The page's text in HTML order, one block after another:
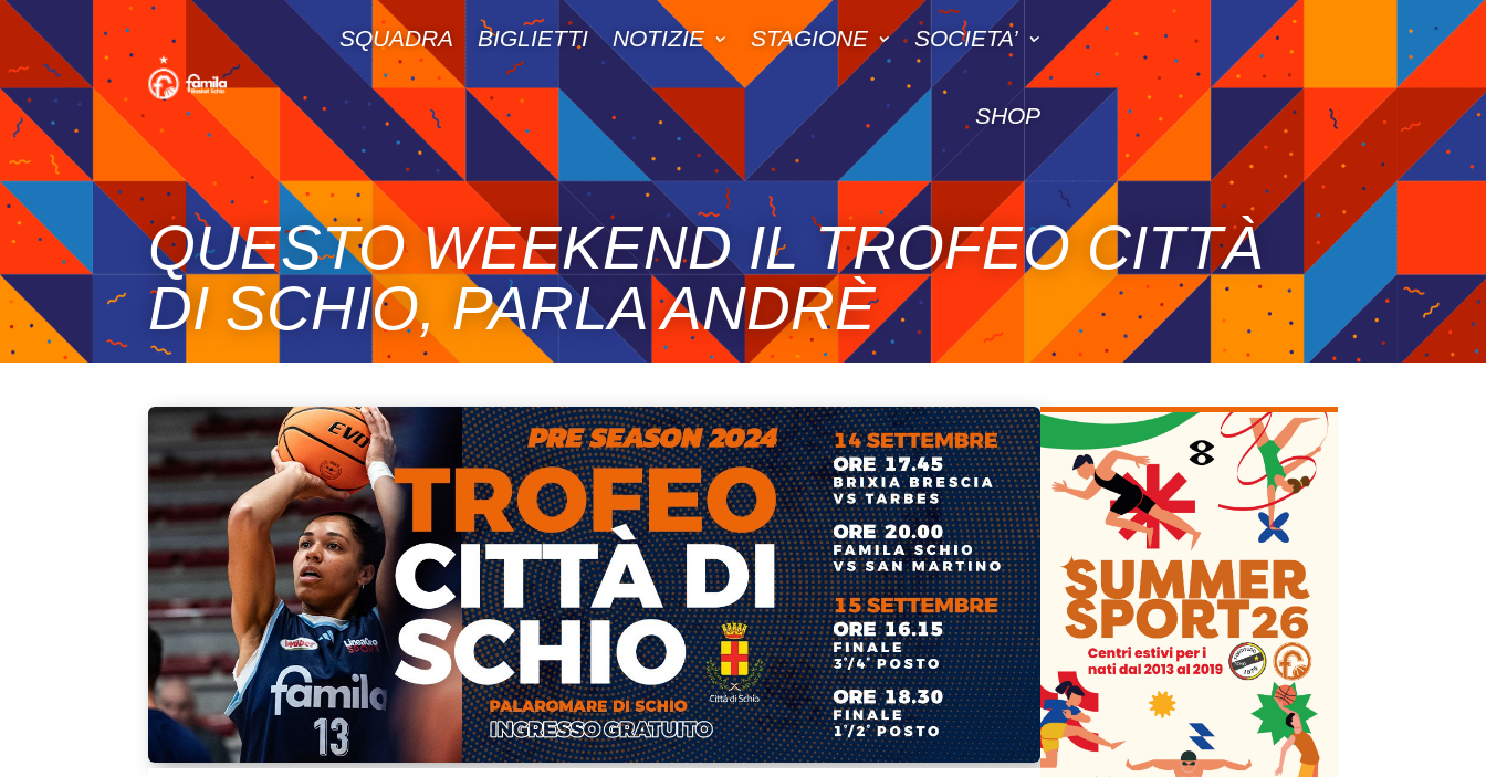
SQUADRA BIGLIETTI NOTIZIE STAGIONE SOCIETA’
SHOP
QUESTO WEEKEND IL TROFEO CITTÀ
DI SCHIO, PARLA ANDRÈ